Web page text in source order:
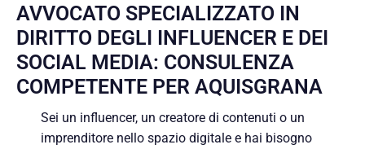
AVVOCATO SPECIALIZZATO IN
DIRITTO DEGLI INFLUENCER E DEI
SOCIAL MEDIA: CONSULENZA
COMPETENTE PER AQUISGRANA
Sei un influencer, un creatore di contenuti o un
imprenditore nello spazio digitale e hai bisogno